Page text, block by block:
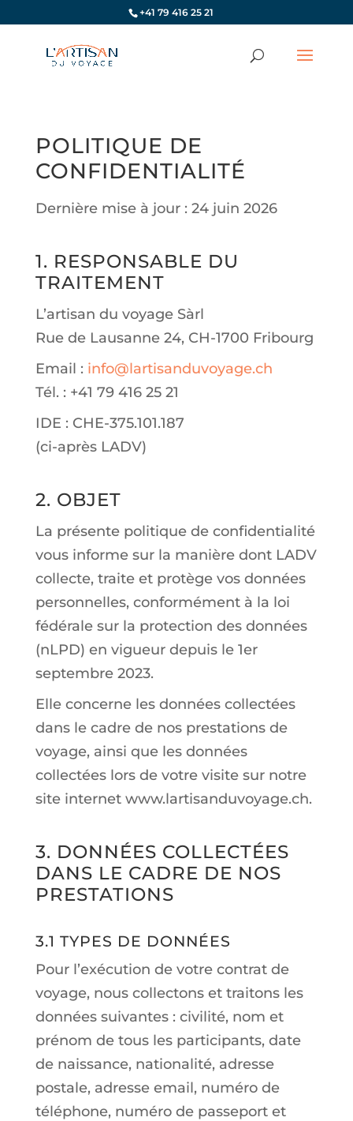
+41 79 416 25 21
POLITIQUE DE
CONFIDENTIALITÉ
Dernière mise à jour : 24 juin 2026
1. RESPONSABLE DU
TRAITEMENT
L’artisan du voyage Sàrl
Rue de Lausanne 24, CH-1700 Fribourg
Email : info@lartisanduvoyage.ch
Tél. : +41 79 416 25 21
IDE : CHE-375.101.187
(ci-après LADV)
2. OBJET
La présente politique de confidentialité
vous informe sur la manière dont LADV
collecte, traite et protège vos données
personnelles, conformément à la loi
fédérale sur la protection des données
(nLPD) en vigueur depuis le 1er
septembre 2023.
Elle concerne les données collectées
dans le cadre de nos prestations de
voyage, ainsi que les données
collectées lors de votre visite sur notre
site internet www.lartisanduvoyage.ch.
3. DONNÉES COLLECTÉES
DANS LE CADRE DE NOS
PRESTATIONS
3.1 TYPES DE DONNÉES
Pour l’exécution de votre contrat de
voyage, nous collectons et traitons les
données suivantes : civilité, nom et
prénom de tous les participants, date
de naissance, nationalité, adresse
postale, adresse email, numéro de
téléphone, numéro de passeport et